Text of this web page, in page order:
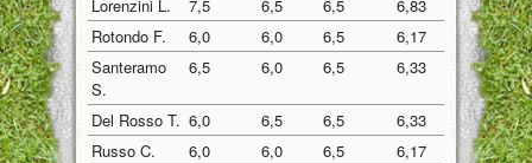
Lorenzini L.
7,5 6,5 6,5
6,83
Rotondo F.
6,0 6,0 6,5
6,17
Santeramo
S.
6,5 6,0 6,5 6,33
Del Rosso T. 6,0 6,5 6,5
6,33
Russo C.
6,0 6,0 6,5
6,17